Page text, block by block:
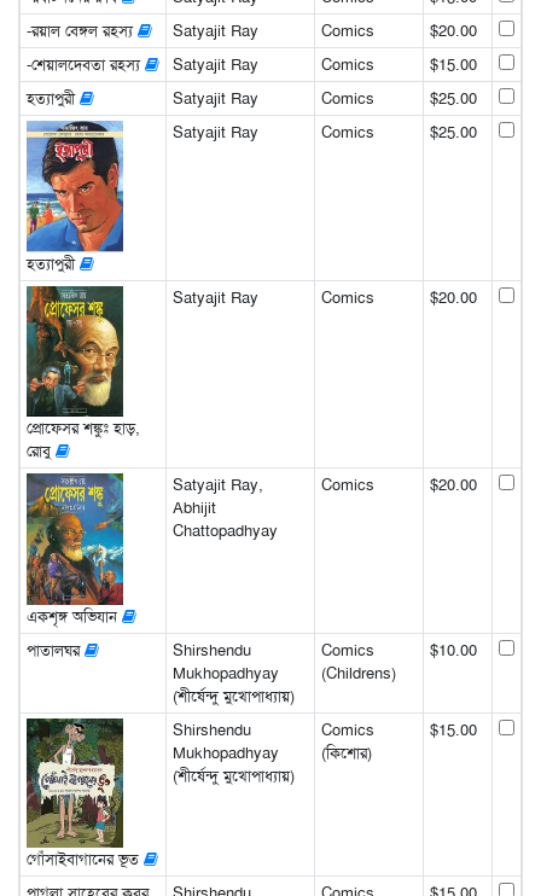
-রয়াল বেঙ্গল রহস্য
Satyajit Ray Comics
$20.00
-শেয়ালদেবতা রহস্য
Satyajit Ray Comics
$15.00
হত্যাপুরী
Satyajit Ray Comics $25.00
হত্যাপুরী
Satyajit Ray Comics $25.00
প্রোফেসর শঙ্কুঃ হাড়,
রোবু
Satyajit Ray Comics $20.00
একশৃঙ্গ অভিযান
Satyajit Ray,
Abhijit
Chattopadhyay
Comics $20.00
পাতালঘর
Shirshendu
Mukhopadhyay
(শীর্ষেন্দু মুখোপাধ্যায়)
Comics
(Childrens)
$10.00
গোঁসাইবাগানের ভূত
Shirshendu
Mukhopadhyay
(শীর্ষেন্দু মুখোপাধ্যায়)
Comics
(কিশোর)
$15.00